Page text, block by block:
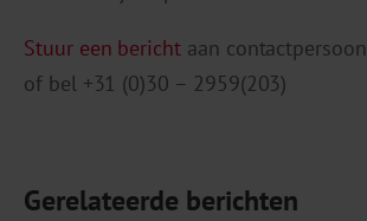
Stuur een berichtaan contactpersoon
of bel +31 (0)30 – 2959(203)
Gerelateerde berichten